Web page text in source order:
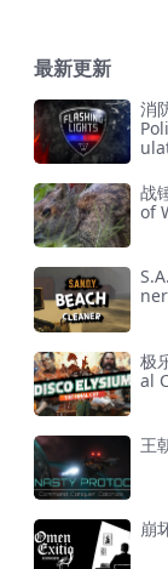
最新更新
消
战
of
ner
极
al
王
崩